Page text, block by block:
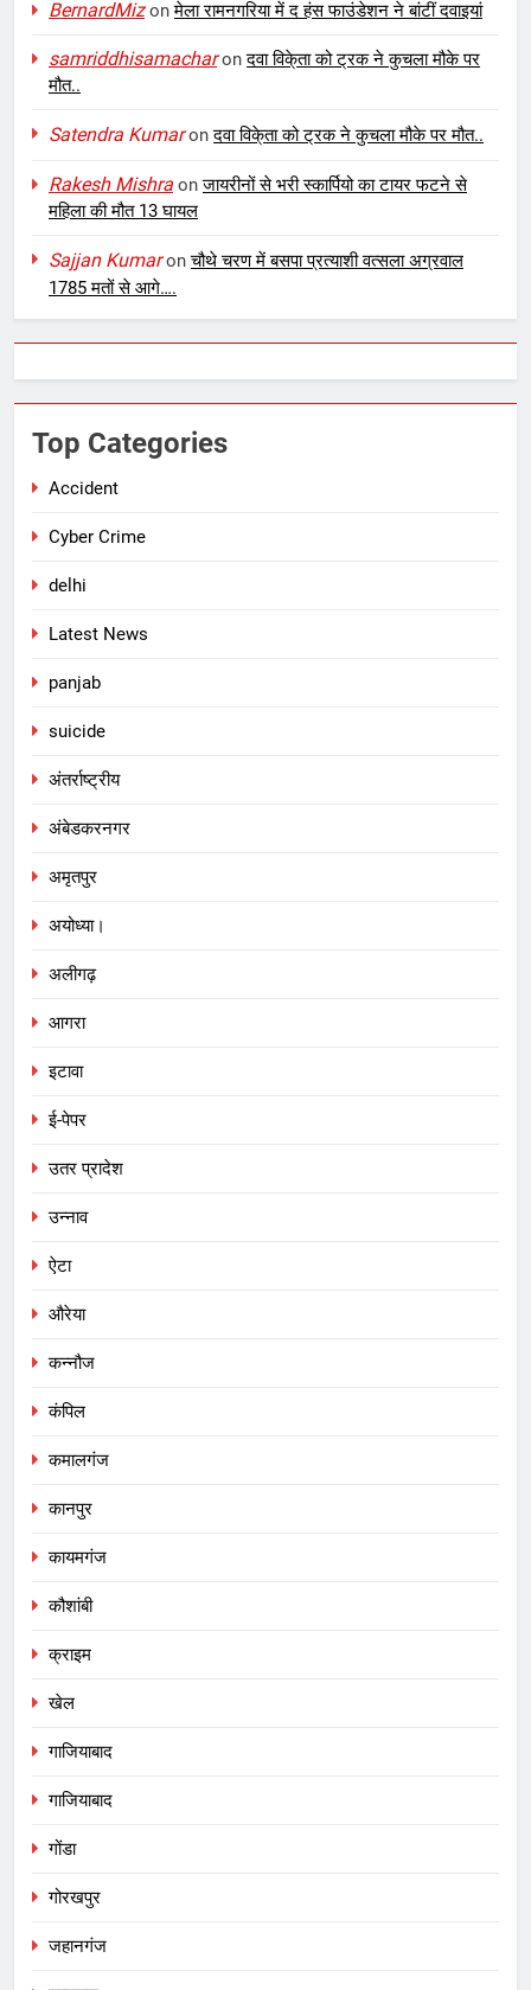
BernardMizonमेला रामनगरिया में द हंस फाउंडेशन ने बांटीं दवाइयां
samriddhisamacharonदवा विके्ता को ट्रक ने कुचला मौके पर
मौत..
Satendra Kumaronदवा विके्ता को ट्रक ने कुचला मौके पर मौत..
Rakesh Mishra onजायरीनों से भरी स्कार्पियो का टायर फटने से
महिला की मौत 13 घायल
Sajjan Kumaronचौथे चरण में बसपा प्रत्याशी वत्सला अग्रवाल
1785 मतों से आगे….
Top Categories
Accident
Cyber Crime
delhi
Latest News
panjab
suicide
अंतर्राष्ट्रीय
अंबेडकरनगर
अमृतपुर
अयोध्या।
अलीगढ़
आगरा
इटावा
ई-पेपर
उतर प्रादेश
उन्नाव
ऐटा
औरेया
कन्नौज
कंपिल
कमालगंज
कानपुर
कायमगंज
कौशांबी
क्राइम
खेल
गाजियाबाद
गाजियाबाद
गोंडा
गोरखपुर
जहानगंज